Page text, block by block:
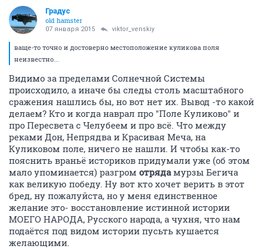
Градус
old hamster
07 января 2015 viktor_venskiy
ваще-то точно и достоверно местоположение куликова поля
неизвестно...
Видимо за пределами Солнечной Системы
происходило, а иначе бы следы столь масштабного
сражения нашлись бы, но вот нет их. Вывод -то какой
делаем? Кто и когда наврал про "Поле Куликово" и
про Пересвета с Челубеем и про всё. Что между
реками Дон, Непрядва и Красивая Меча, на
Куликовом поле, ничего не нашли. И чтобы как-то
пояснить враньё историков придумали уже (об этом
мало упоминается) разгром отрядамурзы Бегича
как великую победу. Ну вот кто хочет верить в этот
бред, ну пожалуйста, но у меня единственное
желание это- восстановление истинной истории
МОЕГО НАРОДА, Русского народа, а чухня, что нам
подаётся под видом истории пусьть кушается
желающими.